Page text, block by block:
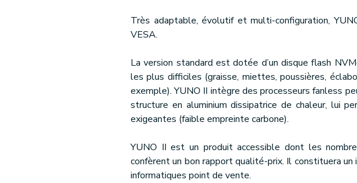
Très adaptable, évolutif et multi-configuration,
VESA.
La version standard est dotée d’un disque flash
les plus difficiles (graisse, miettes, poussières,
exemple). YUNO II intègre des processeurs fanless
structure en aluminium dissipatrice de chaleur, lui
exigeantes (faible empreinte carbone).
YUNO II est un produit accessible dont les
confèrent un bon rapport qualité-prix. Il constituera
informatiques point de vente.